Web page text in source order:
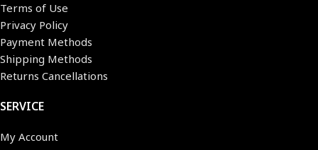
Terms of Use
Privacy Policy
Payment Methods
Shipping Methods
Returns Cancellations
SERVICE
My Account